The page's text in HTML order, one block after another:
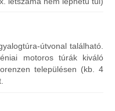
útvonal található.
motoros túrák kiváló
településen (kb. 4